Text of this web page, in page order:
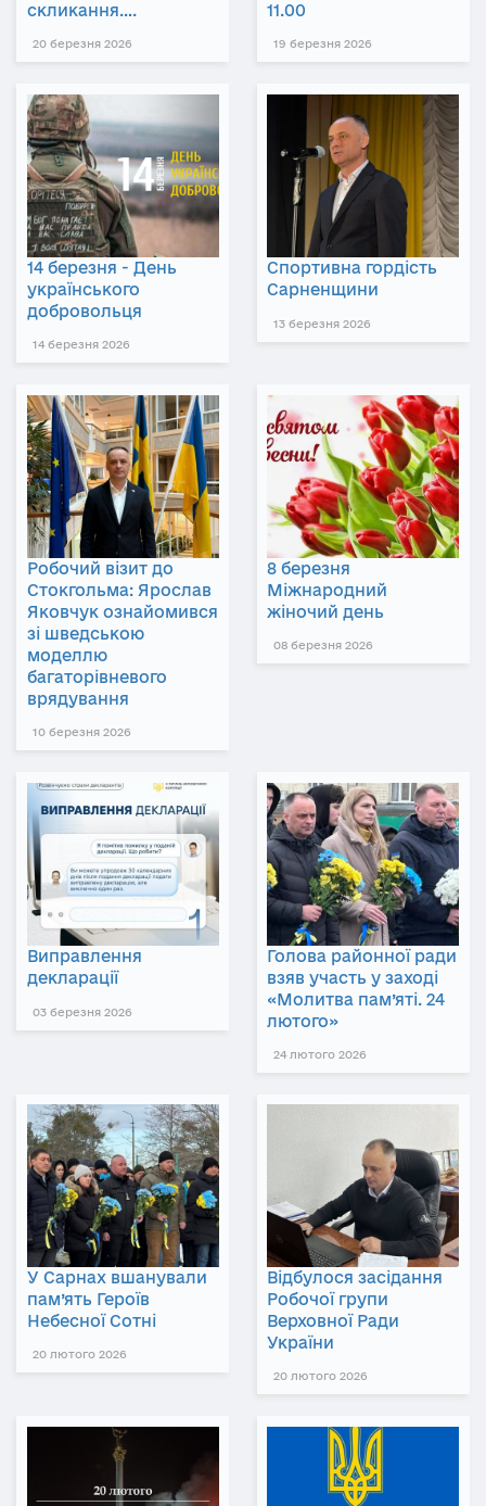
скликання….
20 березня 2026
11.00
19 березня 2026
14 березня - День
українського
добровольця
14 березня 2026
Спортивна гордість
Сарненщини
13 березня 2026
Робочий візит до
Стокгольма: Ярослав
Яковчук ознайомився
зі шведською
моделлю
багаторівневого
врядування
10 березня 2026
8 березня
Міжнародний
жіночий день
08 березня 2026
Виправлення
декларації
03 березня 2026
Голова районної ради
взяв участь у заході
«Молитва пам’яті. 24
лютого»
24 лютого 2026
У Сарнах вшанували
пам’ять Героїв
Небесної Сотні
20 лютого 2026
Відбулося засідання
Робочої групи
Верховної Ради
України
20 лютого 2026